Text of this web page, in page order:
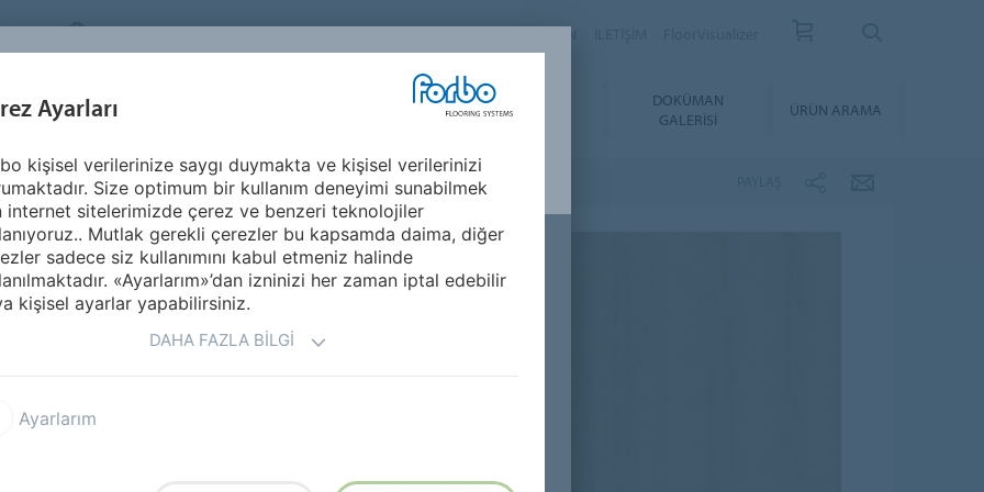
TURKEY
SEGMENTLER
İLHAM KAYNAĞI &
UYGULAMA &
BAKIM
DOKÜMAN
GALERISI
ÜRÜN ARAMA
Marmoleum Striato
gerçekten
yaratmanıza
bir linolyum zemin
rahat bir görünüm
Ayarları
kişisel verilerinize saygı duymakta ve kişisel verilerinizi
Size optimum bir kullanım deneyimi sunabilmek
internet sitelerimizde çerez ve benzeri teknolojiler
Mutlak gerekli çerezler bu kapsamda daima, diğer
sadece siz kullanımını kabul etmeniz halinde
«Ayarlarım»’dan izninizi her zaman iptal edebilir
kişisel ayarlar yapabilirsiniz.
DAHA FAZLA BILGI
Ayarlarım